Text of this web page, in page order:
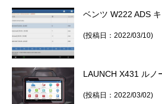
ベンツ W222 ADS
(投稿日：2022/03/10)
LAUNCH X431 ルノ
(投稿日：2022/03/02)